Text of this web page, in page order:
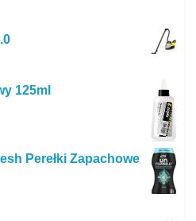
125ml
Perełki Zapachowe